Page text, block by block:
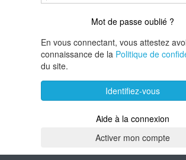
Mot de passe oublié ?
En vous connectant, vous attestez
connaissance de la Politique de
du site.
Identifiez-vous
Aide à la connexion